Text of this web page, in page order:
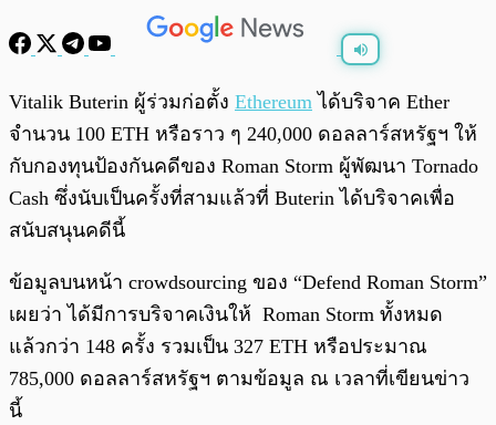
Vitalik Buterin ผู้ร่วมก่อตั้ง Ethereum ได้บริจาค Ether
จำนวน 100 ETH หรือราว ๆ 240,000 ดอลลาร์สหรัฐฯ ให้
กับกองทุนป้องกันคดีของ Roman Storm ผู้พัฒนา Tornado
Cash ซึ่งนับเป็นครั้งที่สามแล้วที่ Buterin ได้บริจาคเพื่อ
สนับสนุนคดีนี้
ข้อมูลบนหน้า crowdsourcing ของ “Defend Roman Storm”
เผยว่า ได้มีการบริจาคเงินให้ Roman Storm ทั้งหมด
แล้วกว่า 148 ครั้ง รวมเป็น 327 ETH หรือประมาณ
785,000 ดอลลาร์สหรัฐฯ ตามข้อมูล ณ เวลาที่เขียนข่าว
นี้